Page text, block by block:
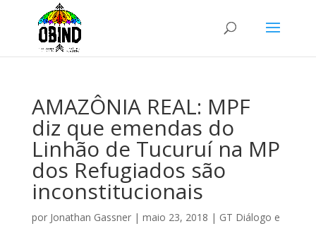
AMAZÔNIA REAL: MPF
diz que emendas do
Linhão de Tucuruí na MP
dos Refugiados são
inconstitucionais
por Jonathan Gassner| maio 23, 2018 | GT Diálogo e